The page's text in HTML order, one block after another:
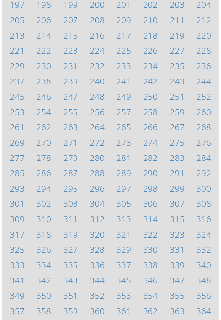
197
198 199 200 201 202 203
204
205
206 207 208 209 210 211
212
213
214 215 216 217 218 219
220
221
222 223 224 225 226 227
228
229
230 231 232 233 234 235
236
237
238 239 240 241 242 243
244
245
246 247 248 249 250 251
252
253
254 255 256 257 258 259
260
261
262 263 264 265 266 267
268
269
270 271 272 273 274 275
276
277
278 279 280 281 282 283
284
285
286 287 288 289 290 291
292
293
294 295 296 297 298 299
300
301
302 303 304 305 306 307
308
309
310 311 312 313 314 315
316
317
318 319 320 321 322 323
324
325
326 327 328 329 330 331
332
333
334 335 336 337 338 339
340
341
342 343 344 345 346 347
348
349
350 351 352 353 354 355
356
357
358 359 360 361 362 363 364